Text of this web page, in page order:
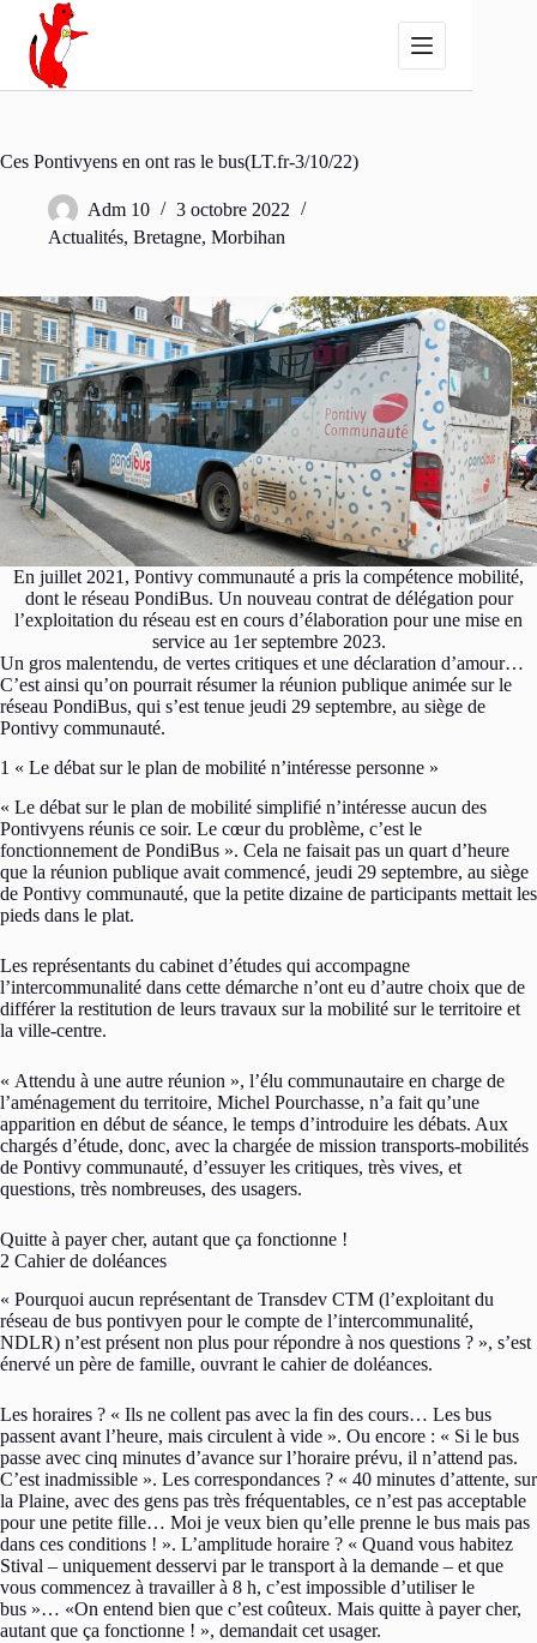
Passer
contenu
Ces Pontivyens en ont ras le bus(LT.fr-3/10/22)
Adm 10
3 octobre 2022
Actualités, Bretagne, Morbihan
En juillet 2021, Pontivy communauté a pris la compétence mobilité,
dont le réseau PondiBus. Un nouveau contrat de délégation pour
l’exploitation du réseau est en cours d’élaboration pour une mise en
service au 1er septembre 2023.
Un gros malentendu, de vertes critiques et une déclaration d’amour…
C’est ainsi qu’on pourrait résumer la réunion publique animée sur le
réseau PondiBus, qui s’est tenue jeudi 29 septembre, au siège de
Pontivy communauté.
1 « Le débat sur le plan de mobilité n’intéresse personne »
« Le débat sur le plan de mobilité simplifié n’intéresse aucun des
Pontivyens réunis ce soir. Le cœur du problème, c’est le
fonctionnement de PondiBus ». Cela ne faisait pas un quart d’heure
que la réunion publique avait commencé, jeudi 29 septembre, au siège
de Pontivy communauté, que la petite dizaine de participants mettait les
pieds dans le plat.
Les représentants du cabinet d’études qui accompagne
l’intercommunalité dans cette démarche n’ont eu d’autre choix que de
différer la restitution de leurs travaux sur la mobilité sur le territoire et
la ville-centre.
« Attendu à une autre réunion », l’élu communautaire en charge de
l’aménagement du territoire, Michel Pourchasse, n’a fait qu’une
apparition en début de séance, le temps d’introduire les débats. Aux
chargés d’étude, donc, avec la chargée de mission transports-mobilités
de Pontivy communauté, d’essuyer les critiques, très vives, et
questions, très nombreuses, des usagers.
Quitte à payer cher, autant que ça fonctionne !
2 Cahier de doléances
« Pourquoi aucun représentant de Transdev CTM (l’exploitant du
réseau de bus pontivyen pour le compte de l’intercommunalité,
NDLR) n’est présent non plus pour répondre à nos questions ? », s’est
énervé un père de famille, ouvrant le cahier de doléances.
Les horaires ? « Ils ne collent pas avec la fin des cours… Les bus
passent avant l’heure, mais circulent à vide ». Ou encore : « Si le bus
passe avec cinq minutes d’avance sur l’horaire prévu, il n’attend pas.
C’est inadmissible ». Les correspondances ? « 40 minutes d’attente, sur
la Plaine, avec des gens pas très fréquentables, ce n’est pas acceptable
pour une petite fille… Moi je veux bien qu’elle prenne le bus mais pas
dans ces conditions ! ». L’amplitude horaire ? « Quand vous habitez
Stival – uniquement desservi par le transport à la demande – et que
vous commencez à travailler à 8 h, c’est impossible d’utiliser le
bus »… «On entend bien que c’est coûteux. Mais quitte à payer cher,
autant que ça fonctionne ! », demandait cet usager.